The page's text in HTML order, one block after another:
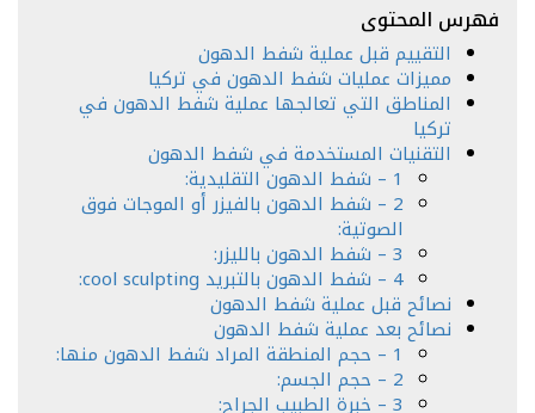
فهرس المحتوى
التقييم قبل عملية شفط الدهون
مميزات عمليات شفط الدهون في تركيا
المناطق التي تعالجها عملية شفط الدهون في
تركيا
التقنيات المستخدمة في شفط الدهون
1 – شفط الدهون التقليدية:
2 – شفط الدهون بالفيزر أو الموجات فوق
الصوتية:
3 – شفط الدهون بالليزر:
4 – شفط الدهون بالتبريد cool sculpting:
نصائح قبل عملية شفط الدهون
نصائح بعد عملية شفط الدهون
1 – حجم المنطقة المراد شفط الدهون منها:
2 – حجم الجسم:
3 – خبرة الطبيب الجراح: